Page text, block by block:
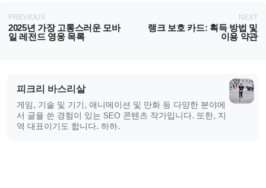
PREVIOUS
2025년 가장 고통스러운 모바
일 레전드 영웅 목록
NEXT
랭크 보호 카드: 획득 방법 및
이용 약관
피크리 바스리살
게임, 기술 및 기기, 애니메이션 및 만화 등 다양한 분야에
서 글을 쓴 경험이 있는 SEO 콘텐츠 작가입니다. 또한, 지
역 대표이기도 합니다. 하하.